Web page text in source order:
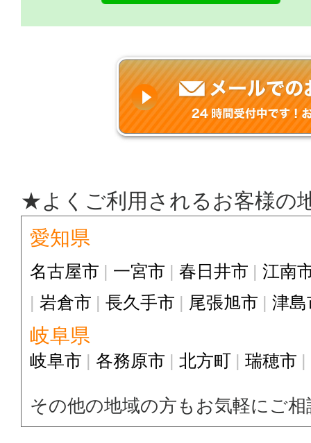
★よくご利用されるお客様の
愛知県
名古屋市 一宮市 春日井市
江南
岩倉市
長久手市 尾張旭市 津島
岐阜県
岐阜市 各務原市 北方町 瑞穂市
その他の地域の方もお気軽にご